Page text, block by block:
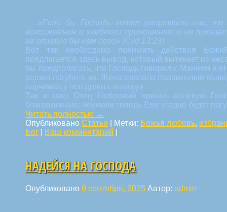
«Если бы Господь хотел умертвить нас,
всесожжения и хлебного приношения, и не
не открыл бы нам сего» (Суд.13:23)
Вот так необходимо понимать действия
предлагается здесь вывод, который вытекает из
бы предполагать, что Господь говорил с Маноем и
решил погубить их. Жена сделала правильный
научимся у нее делать выводы.
Так и наш Отец Небесный принял великую
благоволение; неужели теперь Ему угодно будет
Читать полностью →
ОпубликованоСтатьи Метки: Божья любовь,
Бог
Ваш комментарий
НАДЕЙСЯ НА ГОСПОДА
Опубликовано9 сентября, 2025 Автор:admin